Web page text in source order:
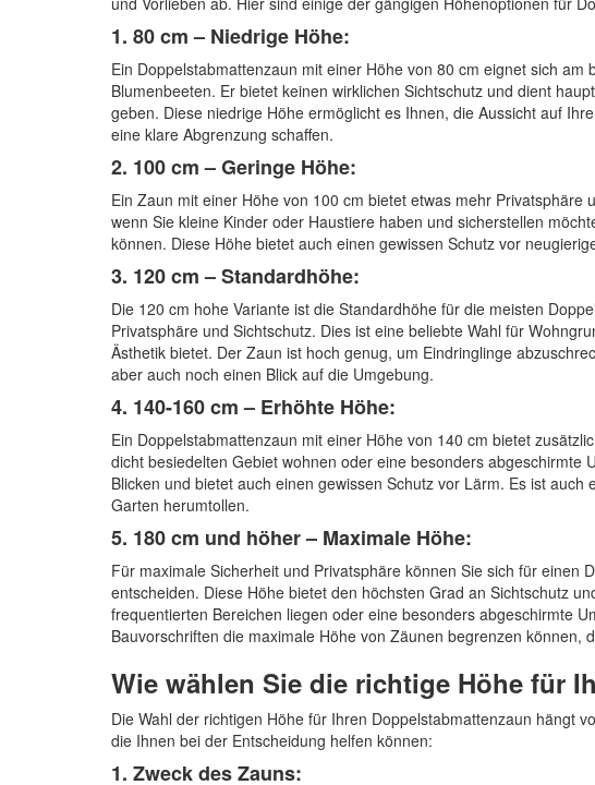
1. 80 cm – Niedrige Höhe:
Ein Doppelstabmattenzaun mit einer Höhe von 80 cm eignet sich
Blumenbeeten. Er bietet keinen wirklichen Sichtschutz und dient
geben. Diese niedrige Höhe ermöglicht es Ihnen, die Aussicht auf
eine klare Abgrenzung schaffen.
2. 100 cm – Geringe Höhe:
Ein Zaun mit einer Höhe von 100 cm bietet etwas mehr
wenn Sie kleine Kinder oder Haustiere haben und sicherstellen
können. Diese Höhe bietet auch einen gewissen Schutz vor
3. 120 cm – Standardhöhe:
Die 120 cm hohe Variante ist die Standardhöhe für die meisten
Privatsphäre und Sichtschutz. Dies ist eine beliebte Wahl für
Ästhetik bietet. Der Zaun ist hoch genug, um Eindringlinge
aber auch noch einen Blick auf die Umgebung.
4. 140-160 cm – Erhöhte Höhe:
Ein Doppelstabmattenzaun mit einer Höhe von 140 cm bietet
dicht besiedelten Gebiet wohnen oder eine besonders abgeschirmte
Blicken und bietet auch einen gewissen Schutz vor Lärm. Es ist
Garten herumtollen.
5. 180 cm und höher – Maximale Höhe:
Für maximale Sicherheit und Privatsphäre können Sie sich für
entscheiden. Diese Höhe bietet den höchsten Grad an Sichtschutz
frequentierten Bereichen liegen oder eine besonders abgeschirmte
Bauvorschriften die maximale Höhe von Zäunen begrenzen können,
Wie wählen Sie die richtige Höhe für
Die Wahl der richtigen Höhe für Ihren Doppelstabmattenzaun hängt
die Ihnen bei der Entscheidung helfen können:
1. Zweck des Zauns: